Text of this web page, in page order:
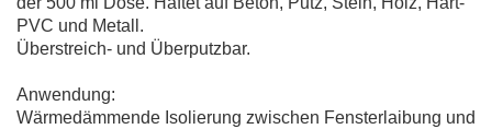
PVC und Metall.
Überstreich- und Überputzbar.
Anwendung:
Wärmedämmende Isolierung zwischen Fensterlaibung und